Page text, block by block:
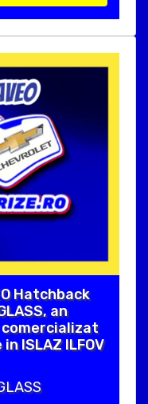
Hatchback
an
ISLAZ ILFOV